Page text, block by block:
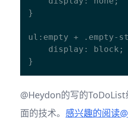
}
ul:empty + .empty-
@Heydon的写的
面的技术。 感兴趣的阅读